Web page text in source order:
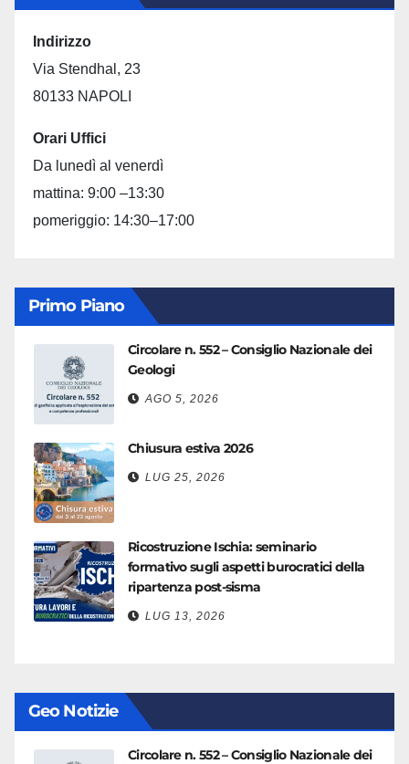
Indirizzo
Via Stendhal, 23
80133 NAPOLI
Orari Uffici
Da lunedì al venerdì
mattina: 9:00 –13:30
pomeriggio: 14:30–17:00
Primo Piano
Circolare n. 552 – Consiglio Nazionale dei
Geologi
AGO 5, 2026
Chiusura estiva 2026
LUG 25, 2026
Ricostruzione Ischia: seminario
formativo sugli aspetti burocratici della
ripartenza post-sisma
LUG 13, 2026
Geo Notizie
Circolare n. 552 – Consiglio Nazionale dei